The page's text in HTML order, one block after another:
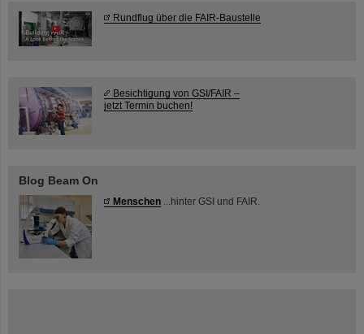
Rundflug über die FAIR-Baustelle
Besichtigung von GSI/FAIR –
jetzt Termin buchen!
Blog Beam On
Menschen ...hinter GSI und FAIR.